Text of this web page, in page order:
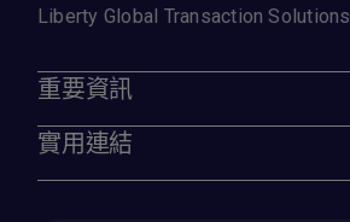
Liberty Global Transaction Solutions
重要資訊
實用連結